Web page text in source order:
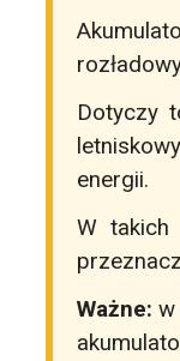
Dotyczy
energii.
W takich
Ważne: w